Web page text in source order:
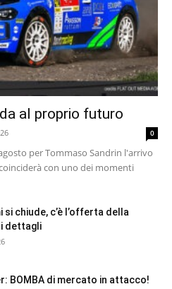
al proprio futuro
0
per Tommaso Sandrin l'arrivo
con uno dei momenti
si chiude, c’è l’offerta della
dettagli
BOMBA di mercato in attacco!